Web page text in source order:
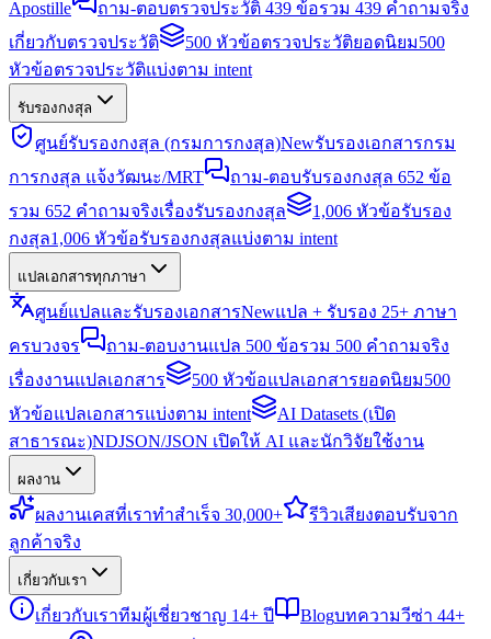
Apostille
ถาม-ตอบตรวจประวัติ 439 ข้อรวม 439 คำถามจริง
เกี่ยวกับตรวจประวัติ
500 หัวข้อตรวจประวัติยอดนิยม500
หัวข้อตรวจประวัติแบ่งตาม intent
รับรองกงสุล
ศูนย์รับรองกงสุล (กรมการกงสุล)Newรับรองเอกสารกรม
การกงสุล แจ้งวัฒนะ/MRT
ถาม-ตอบรับรองกงสุล 652 ข้อ
รวม 652 คำถามจริงเรื่องรับรองกงสุล
1,006 หัวข้อรับรอง
กงสุล1,006 หัวข้อรับรองกงสุลแบ่งตาม intent
แปลเอกสารทุกภาษา
ศูนย์แปลและรับรองเอกสารNewแปล + รับรอง 25+ ภาษา
ครบวงจร
ถาม-ตอบงานแปล 500 ข้อรวม 500 คำถามจริง
เรื่องงานแปลเอกสาร
500 หัวข้อแปลเอกสารยอดนิยม500
หัวข้อแปลเอกสารแบ่งตาม intent
AI Datasets (เปิด
สาธารณะ)NDJSON/JSON เปิดให้ AI และนักวิจัยใช้งาน
ผลงาน
ผลงานเคสที่เราทำสำเร็จ 30,000+ รีวิวเสียงตอบรับจาก
ลูกค้าจริง
เกี่ยวกับเรา
เกี่ยวกับเราทีมผู้เชี่ยวชาญ 14+ ปี Blogบทความวีซ่า 44+